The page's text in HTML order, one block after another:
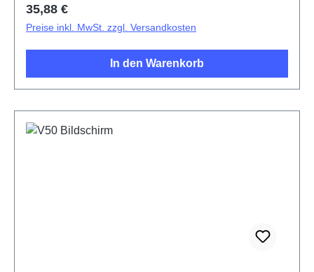
Regulärer Preis:
35,88 €
Preise inkl. MwSt. zzgl. Versandkosten
In den Warenkorb